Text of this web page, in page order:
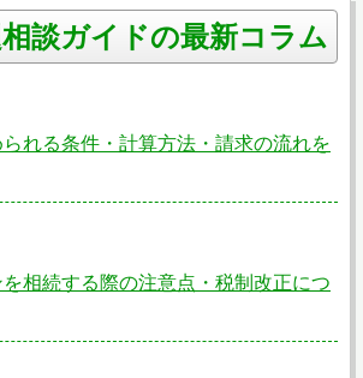
談ガイドの最新コラム
れる条件・計算方法・請求の流れを
相続する際の注意点・税制改正につ